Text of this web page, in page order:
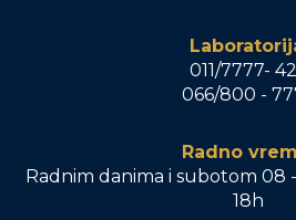
011/7777-
066/800 -
Radno
Radnim danima i subotom 08
18h